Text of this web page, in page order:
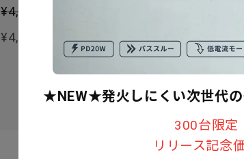
セール価格
¥4,880
通常価格
¥4,480 （内税）
セー
すべて見る
★NEW★発火しにくい次世代
300台限定
リリース記念